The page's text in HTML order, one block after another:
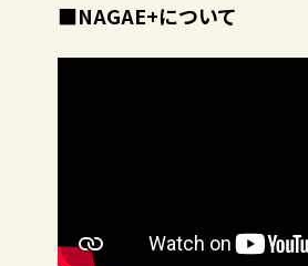
■NAGAE+について